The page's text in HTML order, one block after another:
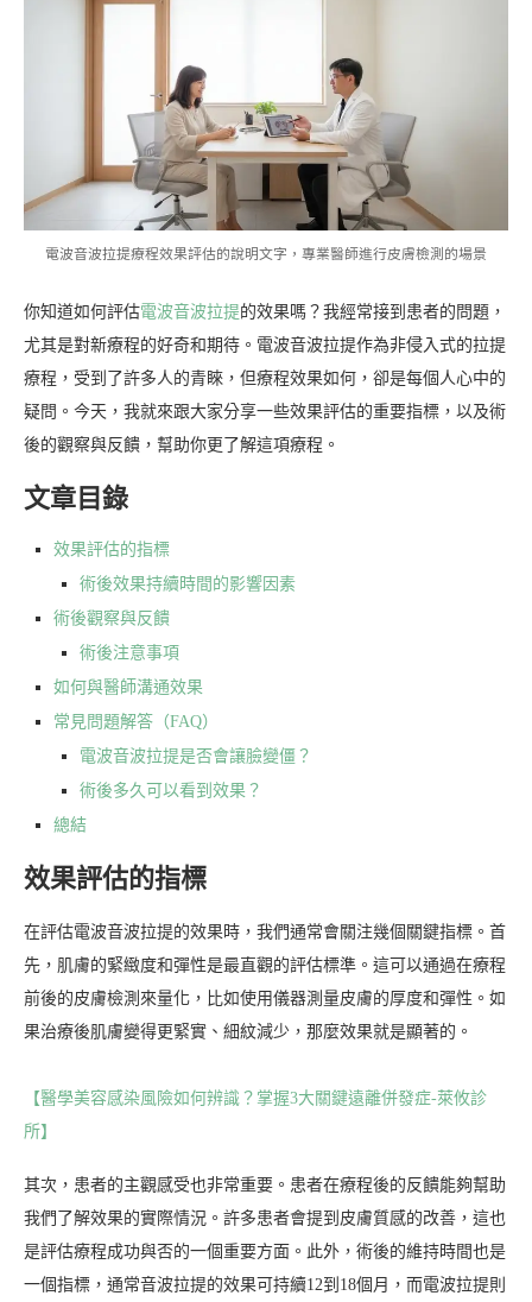
電波音波拉提療程效果評估的說明文字，專業醫師進行皮膚檢測的場景
你知道如何評估電波音波拉提的效果嗎？我經常接到患者的問題，
尤其是對新療程的好奇和期待。電波音波拉提作為非侵入式的拉提
療程，受到了許多人的青睞，但療程效果如何，卻是每個人心中的
疑問。今天，我就來跟大家分享一些效果評估的重要指標，以及術
後的觀察與反饋，幫助你更了解這項療程。
文章目錄
效果評估的指標
術後效果持續時間的影響因素
術後觀察與反饋
術後注意事項
如何與醫師溝通效果
常見問題解答（FAQ）
電波音波拉提是否會讓臉變僵？
術後多久可以看到效果？
總結
效果評估的指標
在評估電波音波拉提的效果時，我們通常會關注幾個關鍵指標。首
先，肌膚的緊緻度和彈性是最直觀的評估標準。這可以通過在療程
前後的皮膚檢測來量化，比如使用儀器測量皮膚的厚度和彈性。如
果治療後肌膚變得更緊實、細紋減少，那麼效果就是顯著的。
【醫學美容感染風險如何辨識？掌握3大關鍵遠離併發症-萊攸診
所】
其次，患者的主觀感受也非常重要。患者在療程後的反饋能夠幫助
我們了解效果的實際情況。許多患者會提到皮膚質感的改善，這也
是評估療程成功與否的一個重要方面。此外，術後的維持時間也是
一個指標，通常音波拉提的效果可持續12到18個月，而電波拉提則